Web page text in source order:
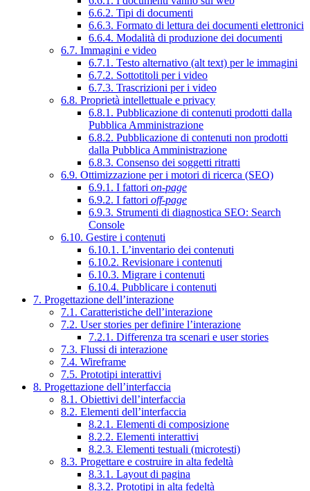
6.6.2. Tipi di documenti
6.6.3. Formato di lettura dei documenti elettronici
6.6.4. Modalità di produzione dei documenti
6.7. Immagini e video
6.7.1. Testo alternativo (alt text) per le immagini
6.7.2. Sottotitoli per i video
6.7.3. Trascrizioni per i video
6.8. Proprietà intellettuale e privacy
6.8.1. Pubblicazione di contenuti prodotti dalla
Pubblica Amministrazione
6.8.2. Pubblicazione di contenuti non prodotti
dalla Pubblica Amministrazione
6.8.3. Consenso dei soggetti ritratti
6.9. Ottimizzazione per i motori di ricerca (SEO)
6.9.1. I fattori on-page
6.9.2. I fattori off-page
6.9.3. Strumenti di diagnostica SEO: Search
Console
6.10. Gestire i contenuti
6.10.1. L’inventario dei contenuti
6.10.2. Revisionare i contenuti
6.10.3. Migrare i contenuti
6.10.4. Pubblicare i contenuti
7. Progettazione dell’interazione
7.1. Caratteristiche dell’interazione
7.2. User stories per definire l’interazione
7.2.1. Differenza tra scenari e user stories
7.3. Flussi di interazione
7.4. Wireframe
7.5. Prototipi interattivi
8. Progettazione dell’interfaccia
8.1. Obiettivi dell’interfaccia
8.2. Elementi dell’interfaccia
8.2.1. Elementi di composizione
8.2.2. Elementi interattivi
8.2.3. Elementi testuali (microtesti)
8.3. Progettare e costruire in alta fedeltà
8.3.1. Layout di pagina
8.3.2. Prototipi in alta fedeltà